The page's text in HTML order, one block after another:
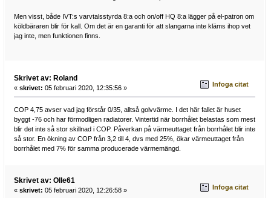
Men visst, både IVT:s varvtalsstyrda 8:a och on/off HQ 8:a lägger på el-patron om
köldbäraren blir för kall. Om det är en garanti för att slangarna inte kläms ihop vet
jag inte, men funktionen finns.
Skrivet av: Roland
« skrivet: 05 februari 2020, 12:35:56 » Infoga citat
COP 4,75 avser vad jag förstår 0/35, alltså golvvärme. I det här fallet är huset
byggt -76 och har förmodligen radiatorer. Vintertid när borrhålet belastas som mest
blir det inte så stor skillnad i COP. Påverkan på värmeuttaget från borrhålet blir inte
så stor. En ökning av COP från 3,2 till 4, dvs med 25%, ökar värmeuttaget från
borrhålet med 7% för samma producerade värmemängd.
Skrivet av: Olle61
« skrivet: 05 februari 2020, 12:26:58 » Infoga citat